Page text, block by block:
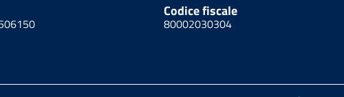
Codice fiscale
80002030304